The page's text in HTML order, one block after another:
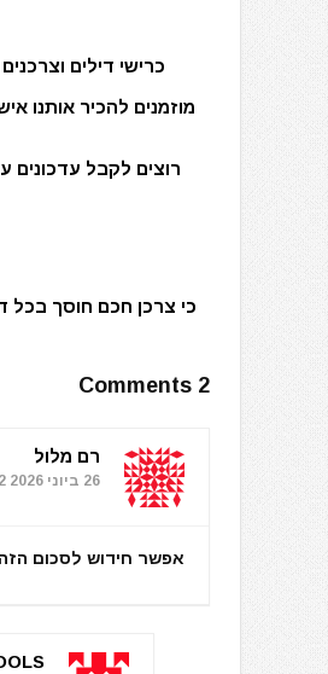
כרישי דילים
מוזמנים להכיר אותנו
רוצים לקבל עדכונים
כי צרכן חכם חוסך בכל
2 Comments
רם מלול
26 ביוני 2026 at 6:52
אפשר חידוש לסכום